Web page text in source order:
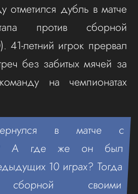
отметился дубль в матче
против сборной
41-летний игрок прервал
без забитых мячей за
на чемпионатах
в матче с
А где же он был
10 играх? Тогда
сборной своими